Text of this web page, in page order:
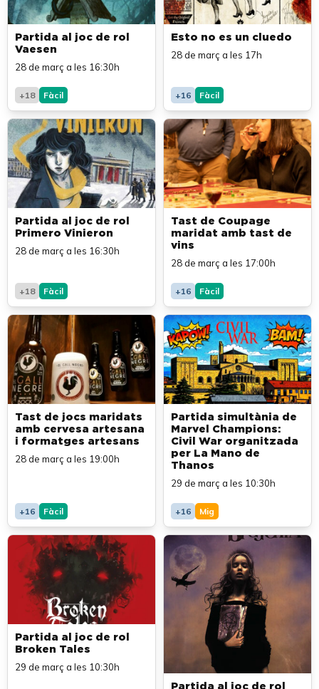
Partida al joc de rol
Vaesen
28 de març a les 16:30h
+18 Fàcil
Esto no es un cluedo
28 de març a les 17h
+16 Fàcil
Partida al joc de rol
Primero Vinieron
28 de març a les 16:30h
+18 Fàcil
Tast de Coupage
maridat amb tast de
vins
28 de març a les 17:00h
+16 Fàcil
Tast de jocs maridats
amb cervesa artesana
i formatges artesans
28 de març a les 19:00h
+16 Fàcil
Partida simultània de
Marvel Champions:
Civil War organitzada
per La Mano de
Thanos
29 de març a les 10:30h
+16 Mig
Partida al joc de rol
Broken Tales
29 de març a les 10:30h
Partida al joc de rol